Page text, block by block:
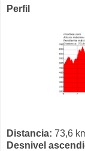
Perfil
Distancia: 73,6
Desnivel